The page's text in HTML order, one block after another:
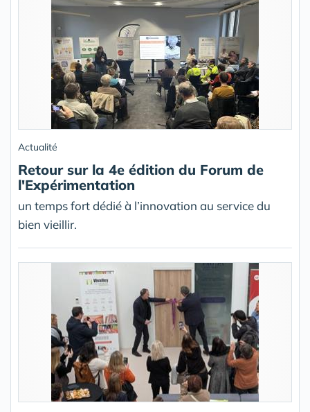
Actualité
Retour sur la 4e édition du Forum de
l'Expérimentation
un temps fort dédié à l’innovation au service du
bien vieillir.